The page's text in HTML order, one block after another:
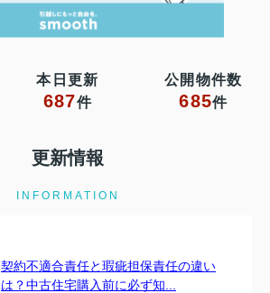
本日更新
687件
公開物件数
685件
更新情報
INFORMATION
契約不適合責任と瑕疵担保責任の違い
は？中古住宅購入前に必ず知...